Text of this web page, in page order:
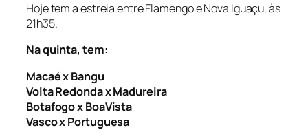
Hoje tem a estreia entre Flamengo e Nova Iguaçu, às
21h35.
Na quinta, tem:
Macaé x Bangu
Volta Redonda x Madureira
Botafogo x BoaVista
Vasco x Portuguesa